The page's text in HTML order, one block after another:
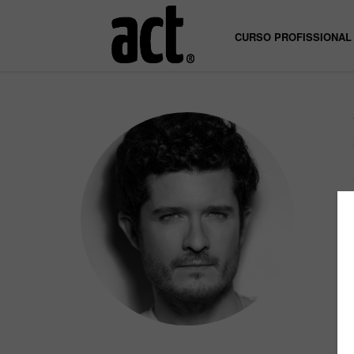
CURSO PROFISSIONAL